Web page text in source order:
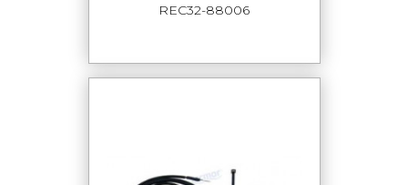
REC32-88006